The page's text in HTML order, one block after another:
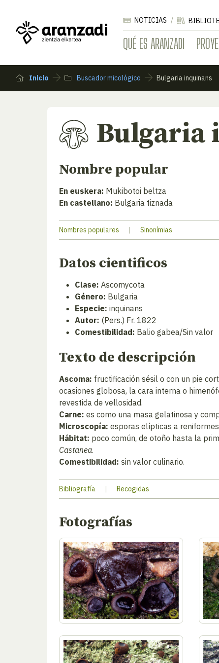
QUÉ ES ARANZADI
NOTICIAS
Inicio Buscador micológico Bulgaria inquinans
Bulgaria
Nombre popular
En euskera: Mukibotoi beltza
En castellano: Bulgaria tiznada
Nombres populares | Sinonímias
Datos cientificos
Clase: Ascomycota
Género: Bulgaria
Especie: inquinans
Autor: (Pers.) Fr. 1822
Comestibilidad: Balio gabea/Sin valor
Texto de descripción
Ascoma: fructificación sésil o con un pie
ocasiones globosa, la cara interna o
revestida de vellosidad.
Carne: es como una masa gelatinosa y
Microscopía: esporas elípticas a
Hábitat: poco común, de otoño hasta la
Castanea.
Comestibilidad: sin valor culinario.
Bibliografía | Recogidas
Fotografías